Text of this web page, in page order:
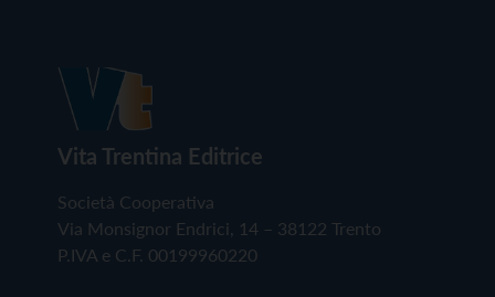
Vita Trentina Editrice
Società Cooperativa
Via Monsignor Endrici, 14 – 38122 Trento
P.IVA e C.F. 00199960220